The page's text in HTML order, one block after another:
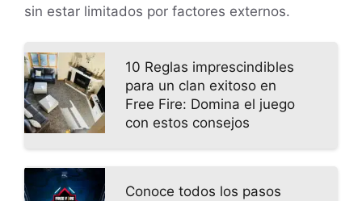
sin estar limitados por factores externos.
10 Reglas imprescindibles
para un clan exitoso en
Free Fire: Domina el juego
con estos consejos
Conoce todos los pasos